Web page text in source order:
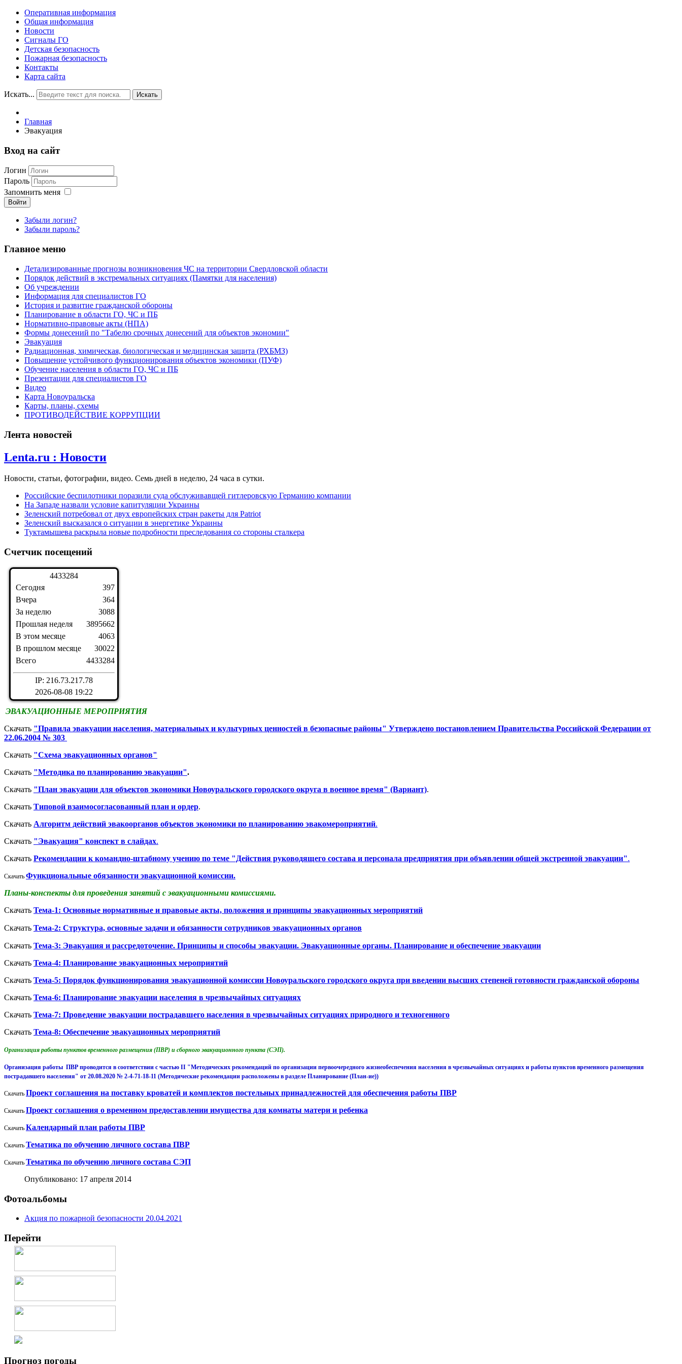
Оперативная информация
Общая информация
Новости
Сигналы ГО
Детская безопасность
Пожарная безопасность
Контакты
Карта сайта
Искать... Искать
Главная
Эвакуация
Вход на сайт
Логин
Пароль
Запомнить меня
Войти
Забыли логин?
Забыли пароль?
Главное меню
Детализированные прогнозы возникновения ЧС на территории Свердловской области
Порядок действий в экстремальных ситуациях (Памятки для населения)
Об учреждении
Информация для специалистов ГО
История и развитие гражданской обороны
Планирование в области ГО, ЧС и ПБ
Нормативно-правовые акты (НПА)
Формы донесений по "Табелю срочных донесений для объектов экономии"
Эвакуация
Радиационная, химическая, биологическая и медицинская защита (РХБМЗ)
Повышение устойчивого функционирования объектов экономики (ПУФ)
Обучение населения в области ГО, ЧС и ПБ
Презентации для специалистов ГО
Видео
Карта Новоуральска
Карты, планы, схемы
ПРОТИВОДЕЙСТВИЕ КОРРУПЦИИ
Лента новостей
Lenta.ru : Новости
Новости, статьи, фотографии, видео. Семь дней в неделю, 24 часа в сутки.
Российские беспилотники поразили суда обслуживавщей гитлеровскую Германию компании
На Западе назвали условие капитуляции Украины
Зеленский потребовал от двух европейских стран ракеты для Patriot
Зеленский высказался о ситуации в энергетике Украины
Туктамышева раскрыла новые подробности преследования со стороны сталкера
Счетчик посещений
4433284
Сегодня
Вчера
За неделю
Прошлая неделя
В этом месяце
В прошлом месяце
Всего
397
364
3088
3895662
4063
30022
4433284
IP: 216.73.217.78
2026-08-08 19:22
ЭВАКУАЦИОННЫЕ МЕРОПРИЯТИЯ
Скачать "Правила эвакуации населения, материальных и культурных ценностей в безопасные районы" Утверждено постановлением Правительства Российской Федерации от
22.06.2004 № 303
Скачать "Схема эвакуационных органов"
Скачать "Методика по планированию эвакуации".
Скачать "План эвакуации для объектов экономики Новоуральского городского округа в военное время" (Вариант).
Скачать Типовой взаимосогласованный план и ордер.
Скачать Алгоритм действий эвакоорганов объектов экономики по планированию эвакомероприятий.
Скачать "Эвакуация" конспект в слайдах.
Скачать Рекомендации к командно-штабному учению по теме "Действия руководящего состава и персонала предприятия при объявлении общей экстренной эвакуации".
Скачать Функциональные обязанности эвакуационной комиссии.
Планы-конспекты для проведения занятий с эвакуационными комиссиями.
Скачать Тема-1: Основные нормативные и правовые акты, положения и принципы эвакуационных мероприятий
Скачать Тема-2: Структура, основные задачи и обязанности сотрудников эвакуационных органов
Скачать Тема-3: Эвакуация и рассредоточение. Принципы и способы эвакуации. Эвакуационные органы. Планирование и обеспечение эвакуации
Скачать Тема-4: Планирование эвакуационных мероприятий
Скачать Тема-5: Порядок функционирования эвакуационной комиссии Новоуральского городского округа при введении высших степеней готовности гражданской обороны
Скачать Тема-6: Планирование эвакуации населения в чрезвычайных ситуациях
Скачать Тема-7: Проведение эвакуации пострадавшего населения в чрезвычайных ситуациях природного и техногенного
Скачать Тема-8: Обеспечение эвакуационных мероприятий
Организация работы пунктов временного размещения (ПВР) и сборного эвакуационного пункта (СЭП).
Организация работы ПВР проводится в соответствии с частью II "Методических рекомендаций по организации первоочередного жизнеобеспечения населения в чрезвычайных ситуациях и работы пунктов временного размещения
пострадавшего населения" от 20.08.2020 № 2-4-71-18-11 (Методические рекомендации расположены в разделе Планирование (План-ие))
Скачать Проект соглашения на поставку кроватей и комплектов постельных принадлежностей для обеспечения работы ПВР
Скачать Проект соглашения о временном предоставлении имущества для комнаты матери и ребенка
Скачать Календарный план работы ПВР
Скачать Тематика по обучению личного состава ПВР
Скачать Тематика по обучению личного состава СЭП
Опубликовано: 17 апреля 2014
Фотоальбомы
Акция по пожарной безопасности 20.04.2021
Перейти
Прогноз погоды